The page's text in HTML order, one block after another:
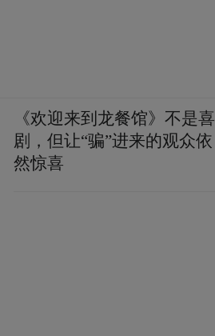
《欢迎来到龙餐馆》不是喜
剧，但让“骗”进来的观众依
然惊喜